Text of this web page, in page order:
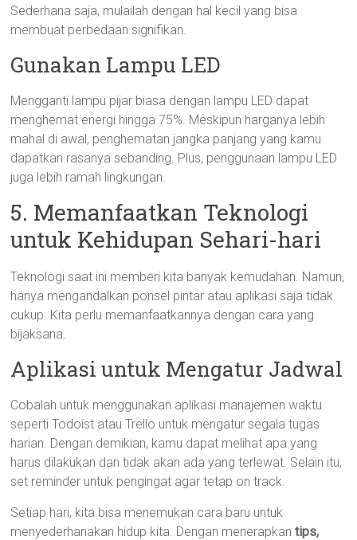
Sederhana saja, mulailah dengan hal kecil yang bisa
membuat perbedaan signifikan.
Gunakan Lampu LED
Mengganti lampu pijar biasa dengan lampu LED dapat
menghemat energi hingga 75%. Meskipun harganya lebih
mahal di awal, penghematan jangka panjang yang kamu
dapatkan rasanya sebanding. Plus, penggunaan lampu LED
juga lebih ramah lingkungan.
5. Memanfaatkan Teknologi
untuk Kehidupan Sehari-hari
Teknologi saat ini memberi kita banyak kemudahan. Namun,
hanya mengandalkan ponsel pintar atau aplikasi saja tidak
cukup. Kita perlu memanfaatkannya dengan cara yang
bijaksana.
Aplikasi untuk Mengatur Jadwal
Cobalah untuk menggunakan aplikasi manajemen waktu
seperti Todoist atau Trello untuk mengatur segala tugas
harian. Dengan demikian, kamu dapat melihat apa yang
harus dilakukan dan tidak akan ada yang terlewat. Selain itu,
set reminder untuk pengingat agar tetap on track.
Setiap hari, kita bisa menemukan cara baru untuk
menyederhanakan hidup kita. Dengan menerapkantips,